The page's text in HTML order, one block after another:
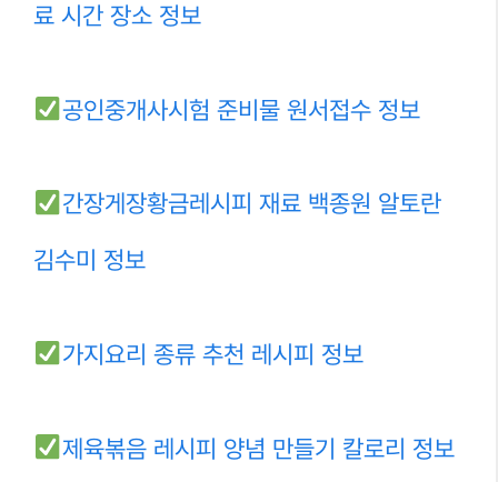
료 시간 장소 정보
공인중개사시험 준비물 원서접수 정보
간장게장황금레시피 재료 백종원 알토란
김수미 정보
가지요리 종류 추천 레시피 정보
제육볶음 레시피 양념 만들기 칼로리 정보